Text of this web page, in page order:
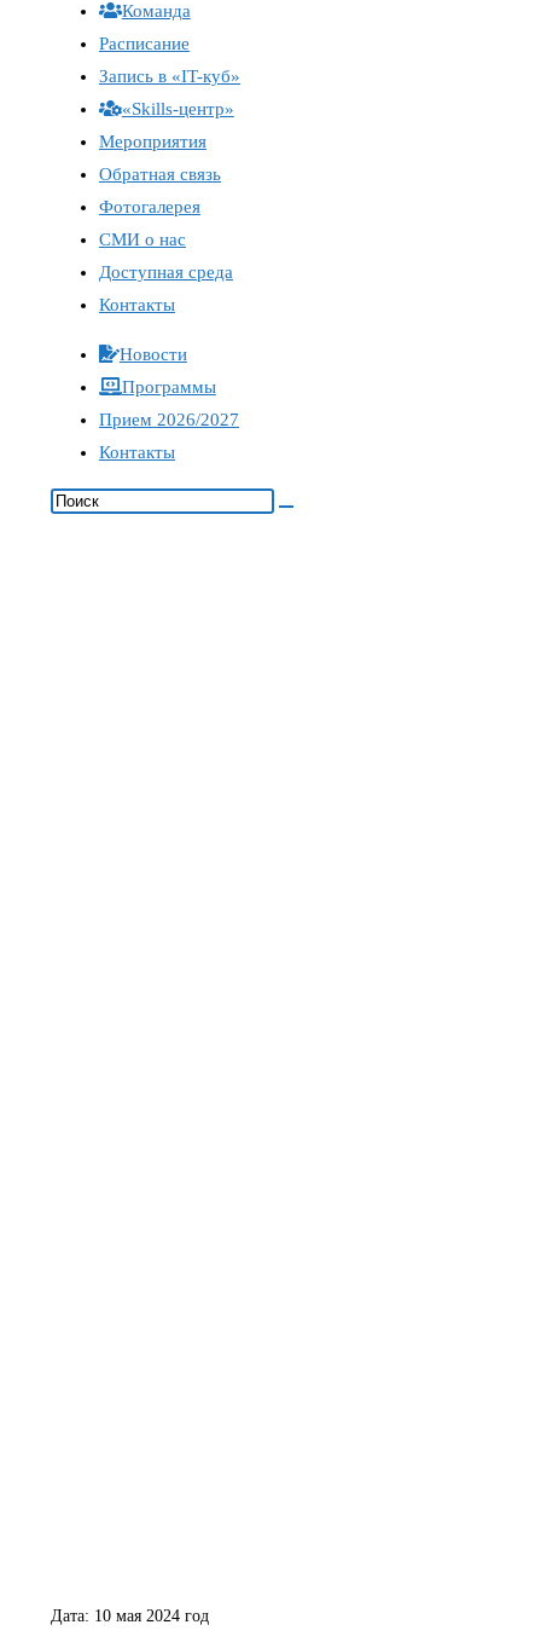
Команда
Расписание
Запись в «IT-куб»
«Skills-центр»
Мероприятия
Обратная связь
Фотогалерея
СМИ о нас
Доступная среда
Контакты
Новости
Программы
Прием 2026/2027
Контакты
Дата: 10 мая 2024 год